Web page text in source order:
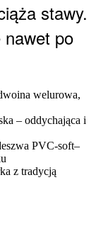
stawy.
po
welurowa,
– oddychająca i
PVC-soft–
z tradycją